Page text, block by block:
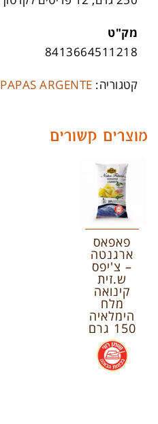
מק"ט
8413664511218
קטגוריה: PAPAS ARGENTE
מוצרים קשורים
פאפאס
ארגנטה
– צ'יפס
ש.זית
קינואה
מלח
הימלאיה
150 גרם
.